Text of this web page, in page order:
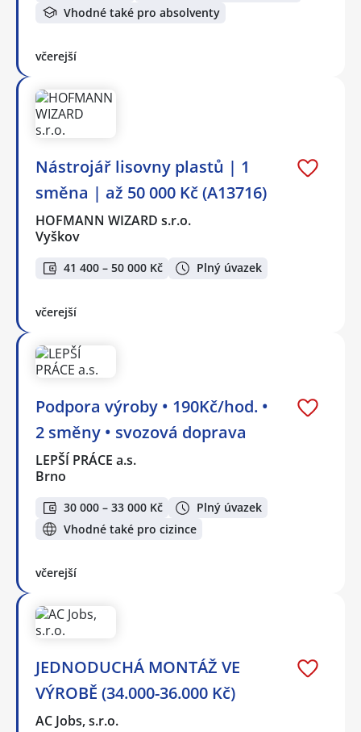
Vhodné také pro absolventy
včerejší
Nástrojář lisovny plastů | 1
směna | až 50 000 Kč (A13716)
HOFMANN WIZARD s.r.o.
Vyškov
41 400 – 50 000 Kč Plný úvazek
včerejší
Podpora výroby • 190Kč/hod. •
2 směny • svozová doprava
LEPŠÍ PRÁCE a.s.
Brno
30 000 – 33 000 Kč
Plný úvazek
Vhodné také pro cizince
včerejší
JEDNODUCHÁ MONTÁŽ VE
VÝROBĚ (34.000-36.000 Kč)
AC Jobs, s.r.o.